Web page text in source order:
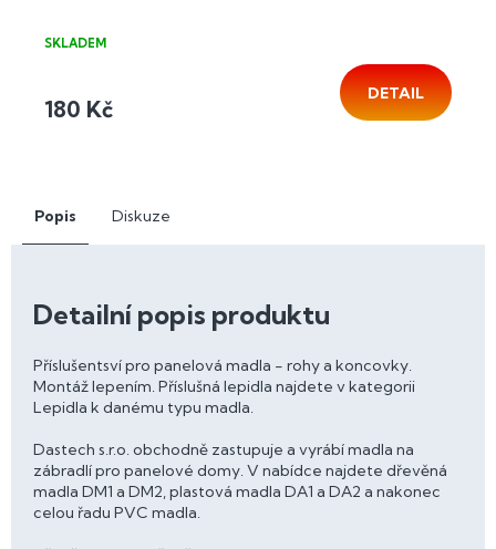
SKLADEM
180 Kč
DETAIL
Popis Diskuze
Detailní popis produktu
Příslušentsví pro panelová madla - rohy a koncovky.
Montáž lepením. Příslušná lepidla najdete v kategorii
Lepidla k danému typu madla.
Dastech s.r.o. obchodně zastupuje a vyrábí madla na
zábradlí pro panelové domy. V nabídce najdete dřevěná
madla DM1 a DM2, plastová madla DA1 a DA2 a nakonec
celou řadu PVC madla.